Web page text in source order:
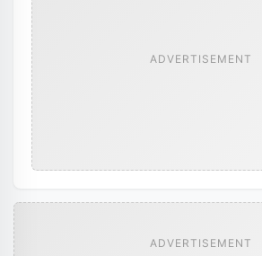
ADVERTISEMENT
ADVERTISEMENT